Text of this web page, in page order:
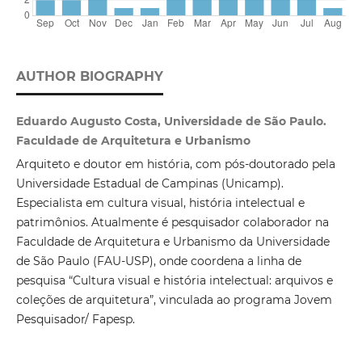
AUTHOR BIOGRAPHY
Eduardo Augusto Costa, Universidade de São Paulo.
Faculdade de Arquitetura e Urbanismo
Arquiteto e doutor em história, com pós-doutorado pela
Universidade Estadual de Campinas (Unicamp).
Especialista em cultura visual, história intelectual e
patrimônios. Atualmente é pesquisador colaborador na
Faculdade de Arquitetura e Urbanismo da Universidade
de São Paulo (FAU-USP), onde coordena a linha de
pesquisa “Cultura visual e história intelectual: arquivos e
coleções de arquitetura”, vinculada ao programa Jovem
Pesquisador/ Fapesp.